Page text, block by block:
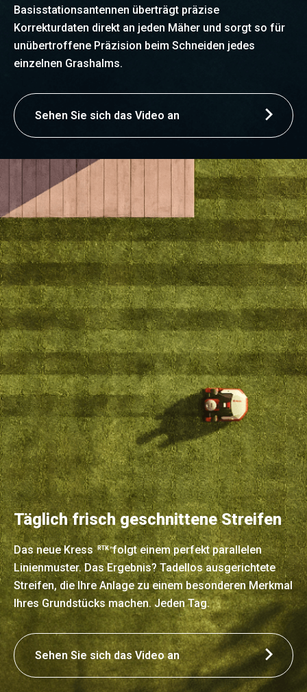
Basisstationsantennen überträgt präzise
Korrekturdaten direkt an jeden Mäher und sorgt so für
unübertroffene Präzision beim Schneiden jedes
einzelnen Grashalms.
Sehen Sie sich das Video an
Täglich frisch geschnittene Streifen
Das neue Kress RTK n
folgt einem perfekt parallelen
Linienmuster. Das Ergebnis? Tadellos ausgerichtete
Streifen, die Ihre Anlage zu einem besonderen Merkmal
Ihres Grundstücks machen. Jeden Tag.
Sehen Sie sich das Video an